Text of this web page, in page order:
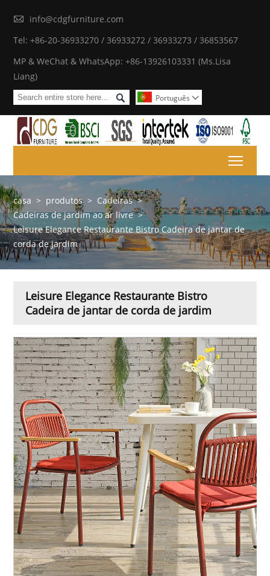

info@cdgfurniture.com
Tel: +86-20-36933270 / 36933272 / 36933273 / 36853567
MP & WeChat & WhatsApp: +86-13926103331 (Ms.Lisa
Liang)
 Português 
casa > produtos > Cadeiras >
Cadeiras de jardim ao ar livre >
Leisure Elegance Restaurante Bistro Cadeira de jantar de
corda de jardim
Leisure Elegance Restaurante Bistro
Cadeira de jantar de corda de jardim